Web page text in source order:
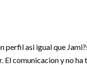
perfil asi­ igual que
El comunicacion y no